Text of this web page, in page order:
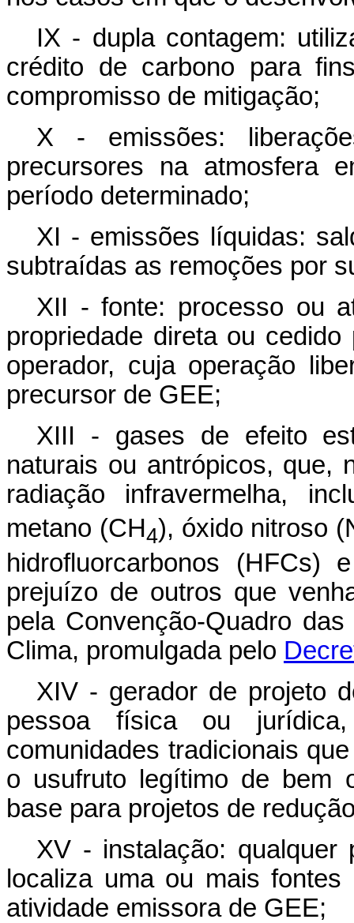
IX - dupla contagem:
crédito de carbono para
compromisso de mitigação;
X - emissões:
precursores na atmosfera
período determinado;
XI - emissões líquidas:
subtraídas as remoções por
XII - fonte: processo ou
propriedade direta ou
operador, cuja operação
precursor de GEE;
XIII - gases de efeito
naturais ou antrópicos, que,
radiação infravermelha,
metano (CH4), óxido nitroso
hidrofluorcarbonos (HFCs)
prejuízo de outros que
pela Convenção-Quadro
Clima, promulgada pelo
XIV - gerador de projeto
pessoa física ou
comunidades tradicionais
o usufruto legítimo de bem
base para projetos de
XV - instalação: qualquer
localiza uma ou mais fontes
atividade emissora de GEE;